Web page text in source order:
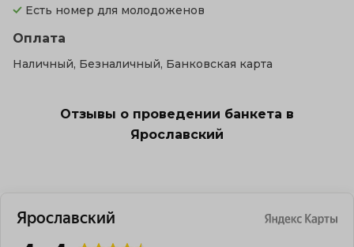
Есть номер для молодоженов
Оплата
Наличный, Безналичный, Банковская карта
Отзывы о проведении банкета в
Ярославский